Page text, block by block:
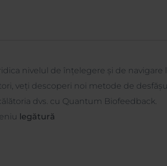
nivelul de înțelegere și de navigare
veți descoperi noi metode de
dvs. cu Quantum Biofeedback.
legătură